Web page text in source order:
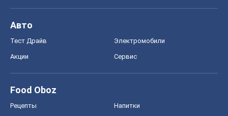
Авто
Тест Драйв Электромобили
Акции Сервис
Food Oboz
Рецепты Напитки